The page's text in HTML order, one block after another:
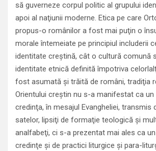
să guverneze corpul politic al grupului
apoi al naţiunii moderne. Etica pe care
propus-o românilor a fost mai puţin o
morale întemeiate pe principiul includerii
identitate creştină, cât o cultură comună
identitate etnică definită împotriva
fost asumată şi trăită de români, tradiţia
Orientului creştin nu s-a manifestat ca
credinţa, în mesajul Evangheliei, transmis
satelor, lipsiţi de formaţie teologică şi
analfabeţi, ci s-a prezentat mai ales ca
credinţe şi de practici liturgice şi para-